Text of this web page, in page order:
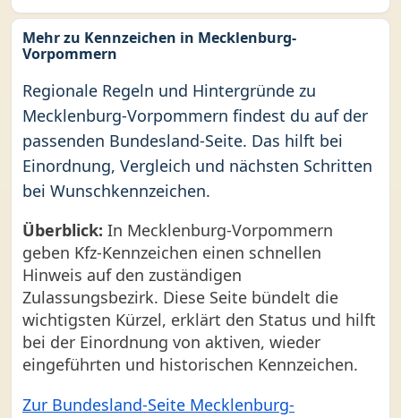
Mehr zu Kennzeichen in Mecklenburg-
Vorpommern
Regionale Regeln und Hintergründe zu
Mecklenburg-Vorpommern findest du auf der
passenden Bundesland-Seite. Das hilft bei
Einordnung, Vergleich und nächsten Schritten
bei Wunschkennzeichen.
Überblick: In Mecklenburg-Vorpommern
geben Kfz-Kennzeichen einen schnellen
Hinweis auf den zuständigen
Zulassungsbezirk. Diese Seite bündelt die
wichtigsten Kürzel, erklärt den Status und hilft
bei der Einordnung von aktiven, wieder
eingeführten und historischen Kennzeichen.
Zur Bundesland-Seite Mecklenburg-